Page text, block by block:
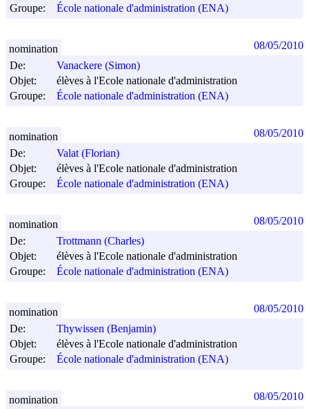
Groupe:
École nationale d'administration (ENA)
De:
Vanackere (Simon)
Objet:
élèves à l'Ecole nationale d'administration
Groupe:
École nationale d'administration (ENA)
nomination 08/05/2010
De:
Valat (Florian)
Objet:
élèves à l'Ecole nationale d'administration
Groupe:
École nationale d'administration (ENA)
nomination 08/05/2010
De:
Trottmann (Charles)
Objet:
élèves à l'Ecole nationale d'administration
Groupe:
École nationale d'administration (ENA)
nomination 08/05/2010
De:
Thywissen (Benjamin)
Objet:
élèves à l'Ecole nationale d'administration
Groupe:
École nationale d'administration (ENA)
nomination 08/05/2010
nomination 08/05/2010